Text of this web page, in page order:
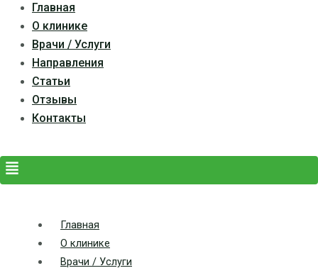
Главная
О клинике
Врачи / Услуги
Направления
Статьи
Отзывы
Контакты
Главная
О клинике
Врачи / Услуги